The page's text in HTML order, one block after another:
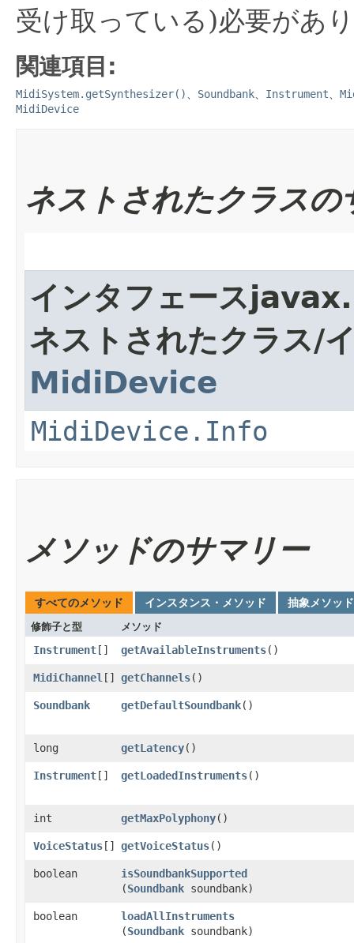
受け取っている)必要があ
関連項目:
MidiSystem.getSynthesizer() Soundbank Instrument
MidiDevice
ネストされたクラスの
インタフェース
ネストされたクラス/
MidiDevice
MidiDevice.Info
メソッドのサマリー
すべてのメソッド インスタンス・メソッド 抽象メソッド
修飾子と型 メソッド
Instrument[] getAvailableInstruments()
MidiChannel [] getChannels()
Soundbank getDefaultSoundbank()
long getLatency()
Instrument[] getLoadedInstruments()
int getMaxPolyphony()
VoiceStatus[] getVoiceStatus()
boolean isSoundbankSupported
(Soundbank soundbank)
boolean loadAllInstruments
(Soundbank soundbank)